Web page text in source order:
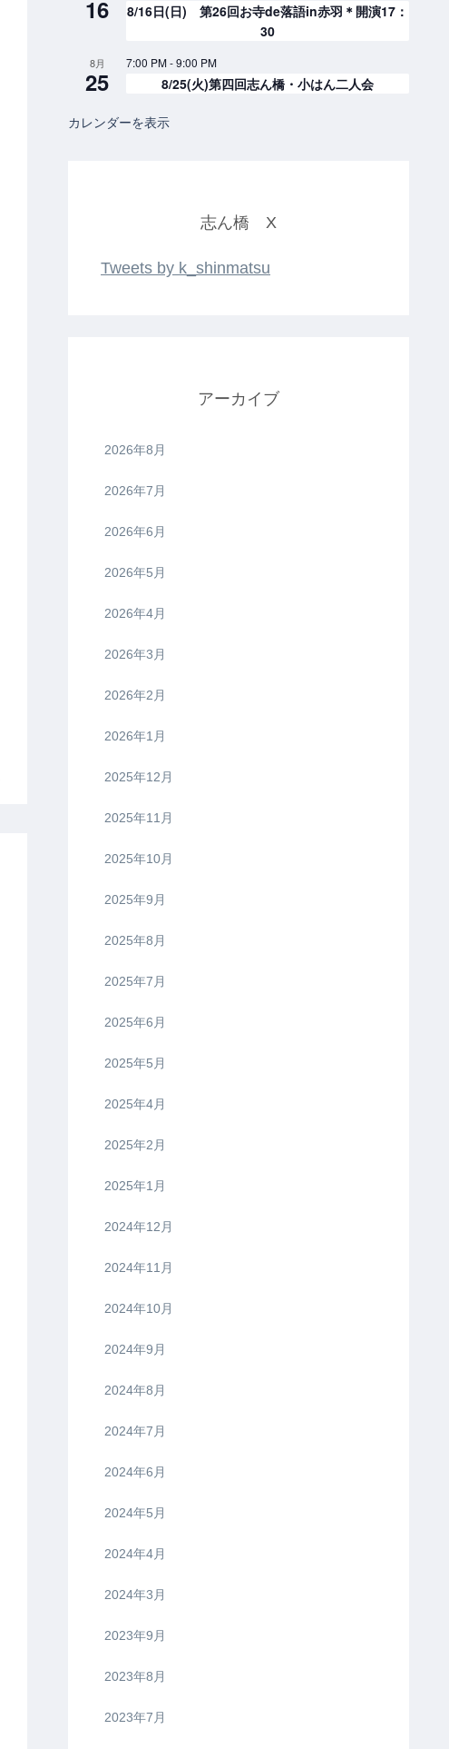
16
8/16日(日) 第26回お寺de落語in赤羽＊開演17：
30
8月
25
7:00 PM-9:00 PM
8/25(火)第四回志ん橋・小はん二人会
カレンダーを表示
志ん橋 X
Tweets by k_shinmatsu
アーカイブ
2026年8月
2026年7月
2026年6月
2026年5月
2026年4月
2026年3月
2026年2月
2026年1月
2025年12月
2025年11月
2025年10月
2025年9月
2025年8月
2025年7月
2025年6月
2025年5月
2025年4月
2025年2月
2025年1月
2024年12月
2024年11月
2024年10月
2024年9月
2024年8月
2024年7月
2024年6月
2024年5月
2024年4月
2024年3月
2023年9月
2023年8月
2023年7月